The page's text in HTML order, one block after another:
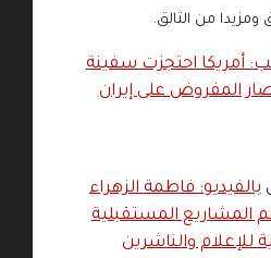
ومزيدا من التالق.
أمريكا احتجزت سفينة
المفروض على إيران
بالفيديو: فاطمة الزهراء
المشاريع المستقبلية
للإعلام والناشرين